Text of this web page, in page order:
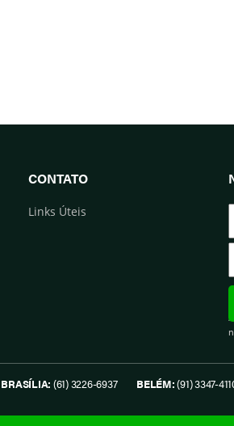
CONTATO
Links Úteis
BRASÍLIA: (61) 3226-6937 BELÉM:(91) 3347-